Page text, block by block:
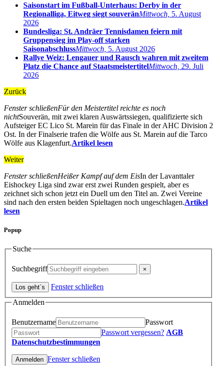
Saisonstart im Fußball-Unterhaus: Derby in der
Regionalliga, Eitweg siegt souveränMittwoch, 5. August
2026
Bundesliga: St. Andräer Tennisdamen feiern mit
Gruppensieg im Play-off starken
SaisonabschlussMittwoch, 5. August 2026
Rallye Weiz: Lengauer und Rausch wahren mit zweitem
Platz die Chance auf StaatsmeistertitelMittwoch, 29. Juli
2026
Zurück
Fenster schließenFür den Meistertitel reichte es noch
nichtSouverän, mit zwei klaren Auswärtssiegen, qualifizierte sich
Aufsteiger EC Lico St. Marein für das Finale in der AHC Division 2
Ost. In der Finalserie trafen die Wölfe aus St. Marein auf die Tarco
Wölfe aus Klagenfurt.Artikel lesen
Weiter
Fenster schließenHeißer Kampf auf dem EisIn der Lavanttaler
Eishockey Liga sind zwar erst zwei Runden gespielt, aber es
zeichnet sich schon jetzt ein Duell um den Titel an. Zwei Vereine
sind nach den ersten beiden Spieltagen noch ungeschlagen.Artikel
lesen
Popup
Suche
Suchbegriff
Fenster schließen
Anmelden
Benutzername
Passwort
Passwort vergessen? AGB
Datenschutzbestimmungen
Fenster schließen